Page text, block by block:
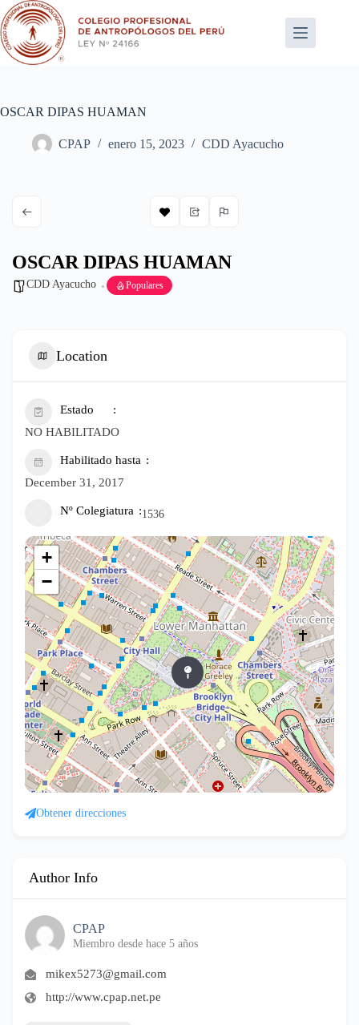
Saltar
al
contenido
OSCAR DIPAS HUAMAN
CPAP enero 15, 2023 CDD Ayacucho
OSCAR DIPAS HUAMAN
CDD Ayacucho Populares
Location
Estado
NO HABILITADO
Habilitado hasta
December 31, 2017
Nº Colegiatura 1536
+
−
Obtener direcciones
Author Info
CPAP
Miembro desde hace 5 años
mikex5273@gmail.com
http://www.cpap.net.pe